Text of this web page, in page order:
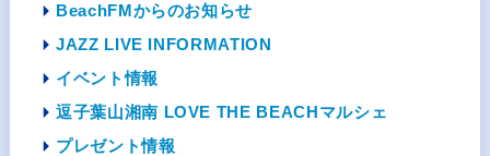
BeachFMからのお知らせ
JAZZ LIVE INFORMATION
イベント情報
逗子葉山湘南 LOVE THE BEACHマルシェ
プレゼント情報